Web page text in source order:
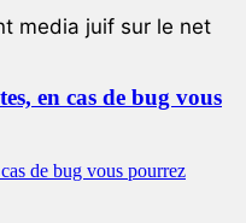
media juif sur le net
en cas de bug vous